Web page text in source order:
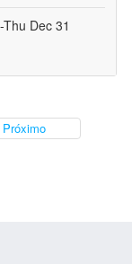
Dec 31
Próximo